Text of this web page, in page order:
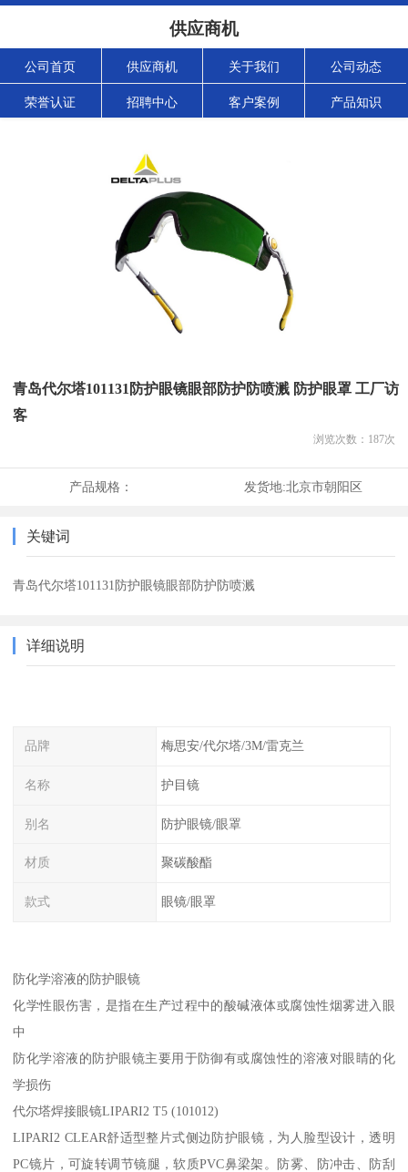
供应商机
公司首页 供应商机 关于我们 公司动态
荣誉认证 招聘中心 客户案例 产品知识
青岛代尔塔101131防护眼镜眼部防护防喷溅 防护眼罩 工厂访
客
浏览次数： 187次
产品规格： 发货地:北京市朝阳区
关键词
青岛代尔塔101131防护眼镜眼部防护防喷溅
详细说明
品牌 梅思安/代尔塔/3M/雷克兰
名称 护目镜
别名 防护眼镜/眼罩
材质 聚碳酸酯
款式 眼镜/眼罩
防化学溶液的防护眼镜
化学性眼伤害，是指在生产过程中的酸碱液体或腐蚀性烟雾进入眼
中
防化学溶液的防护眼镜主要用于防御有或腐蚀性的溶液对眼睛的化
学损伤
代尔塔焊接眼镜LIPARI2 T5 (101012)
LIPARI2 CLEAR舒适型整片式侧边防护眼镜，为人脸型设计，透明
PC镜片，可旋转调节镜腿，软质PVC鼻梁架。防雾、防冲击、防刮